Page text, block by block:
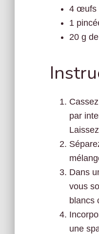
4 œufs
1
20 g
par
Dans
vous
blancs
une